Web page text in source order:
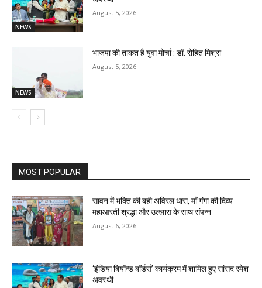
NEWS
August 5, 2026
NEWS
भाजपा की ताकत है युवा मोर्चा : डॉ. रोहित मिश्रा
August 5, 2026
MOST POPULAR
सावन में भक्ति की बही अविरल धारा, माँ गंगा की दिव्य
महाआरती श्रद्धा और उल्लास के साथ संपन्न
August 6, 2026
‘इंडिया बियॉन्ड बॉर्डर्स’ कार्यक्रम में शामिल हुए सांसद रमेश
अवस्थी